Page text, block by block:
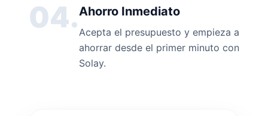
04.Ahorro Inmediato
Acepta el presupuesto y empieza a
ahorrar desde el primer minuto con
Solay.